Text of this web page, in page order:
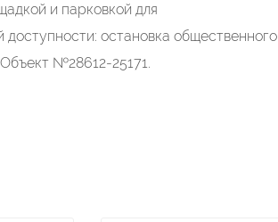
и парковкой для
остановка общественного
№28612-25171.